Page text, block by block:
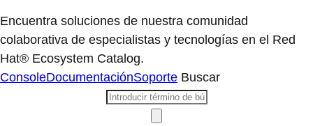
Encuentra soluciones de nuestra comunidad
colaborativa de especialistas y tecnologías en el Red
Hat® Ecosystem Catalog.
ConsoleDocumentaciónSoporte Buscar